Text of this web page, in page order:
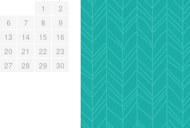
1
2
6 7 8
9
13 14 15
16
20 21 22
23
27 28 29
30